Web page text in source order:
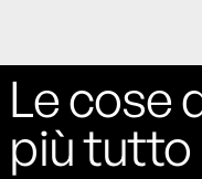
Le cose
più tutto